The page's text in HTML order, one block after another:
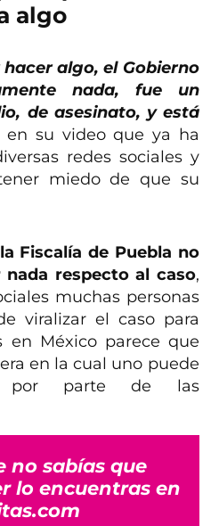
algo
algo, el Gobierno
nada, fue un
de asesinato, y está
en su video que ya ha
redes sociales y
miedo de que su
Fiscalía de Puebla no
respecto al caso,
muchas personas
viralizar el caso para
en México parece que
en la cual uno puede
por parte de las
no sabías que
lo encuentras en